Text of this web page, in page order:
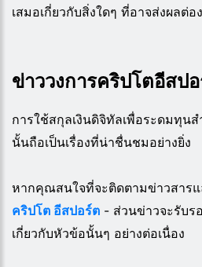
เสมอเกี่ยวกับสิ่งใดๆ ที่อาจส่งผลต่
ข่าววงการคริปโตอีสป
การใช้สกุลเงินดิจิทัลเพื่อระดมทุน
นั้นถือเป็นเรื่องที่น่าชื่นชมอย่างยิ่ง
หากคุณสนใจที่จะติดตามข่าวสาร
คริปโต อีสปอร์ต - ส่วนข่าวจะรับร
เกี่ยวกับหัวข้อนั้นๆ อย่างต่อเนื่อง